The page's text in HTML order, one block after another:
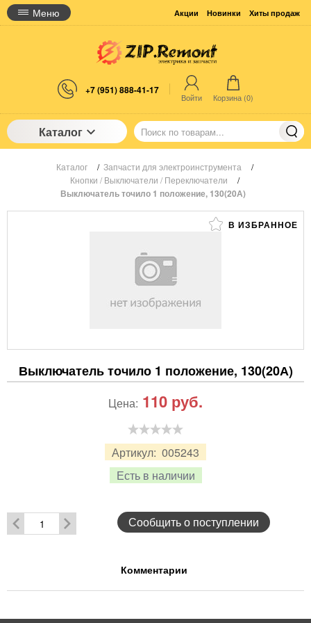
Меню Акции Новинки Хиты продаж
+7 (951) 888-41-17
Войти Корзина (0)
Каталог
Каталог / Запчасти для электроинструмента
/
Кнопки / Выключатели / Переключатели
/
Выключатель точило 1 положение, 130(20А)
В ИЗБРАННОЕ
Выключатель точило 1 положение, 130(20А)
Артикул: 005243
Есть в наличии
Цена: 110 руб.
Сообщить о поступлении
Комментарии